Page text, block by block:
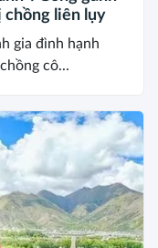
chồng liên lụy
gia đình hạnh
cô...